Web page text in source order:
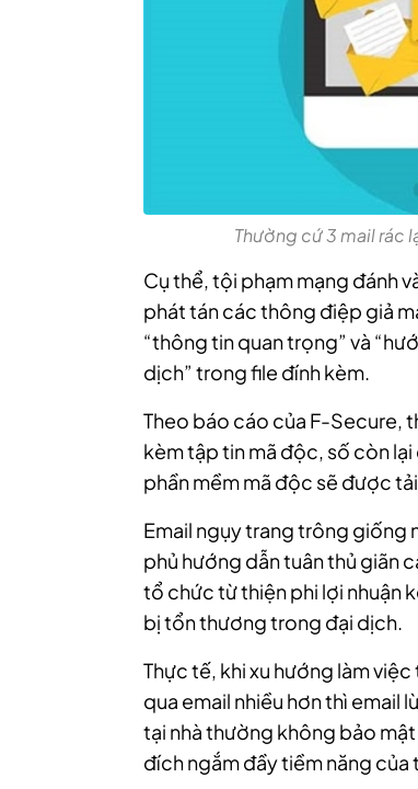
Thường cứ 3 mail rác
Cụ thể, tội phạm mạng đánh
phát tán các thông điệp giả
“thông tin quan trọng” và
dịch” trong file đính kèm.
Theo báo cáo của F-Secure,
kèm tập tin mã độc, số còn lại
phần mềm mã độc sẽ được
Email ngụy trang trông giống
phủ hướng dẫn tuân thủ giãn
tổ chức từ thiện phi lợi nhuận
bị tổn thương trong đại dịch.
Thực tế, khi xu hướng làm
qua email nhiều hơn thì email
tại nhà thường không bảo
đích ngắm đầy tiềm năng của